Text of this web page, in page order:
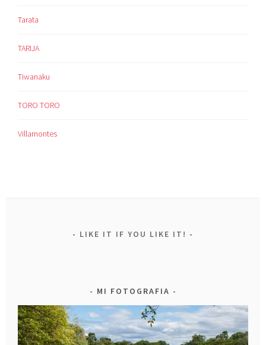
Tarata
TARIJA
Tiwanaku
TORO TORO
Villamontes
LIKE IT IF YOU LIKE IT!
MI FOTOGRAFIA